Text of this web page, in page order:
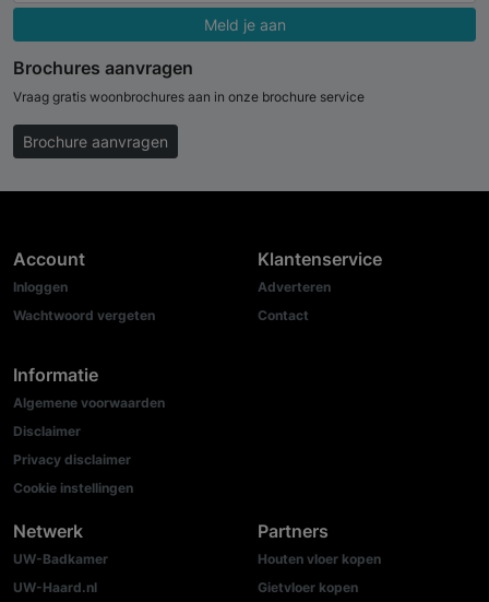
Meld je aan
Brochures aanvragen
Vraag gratis woonbrochures aan in onze brochure service
Brochure aanvragen
Account
Inloggen
Wachtwoord vergeten
Informatie
Algemene voorwaarden
Disclaimer
Privacy disclaimer
Cookie instellingen
Klantenservice
Adverteren
Contact
Netwerk
UW-Badkamer
UW-Haard.nl
Partners
Houten vloer kopen
Gietvloer kopen